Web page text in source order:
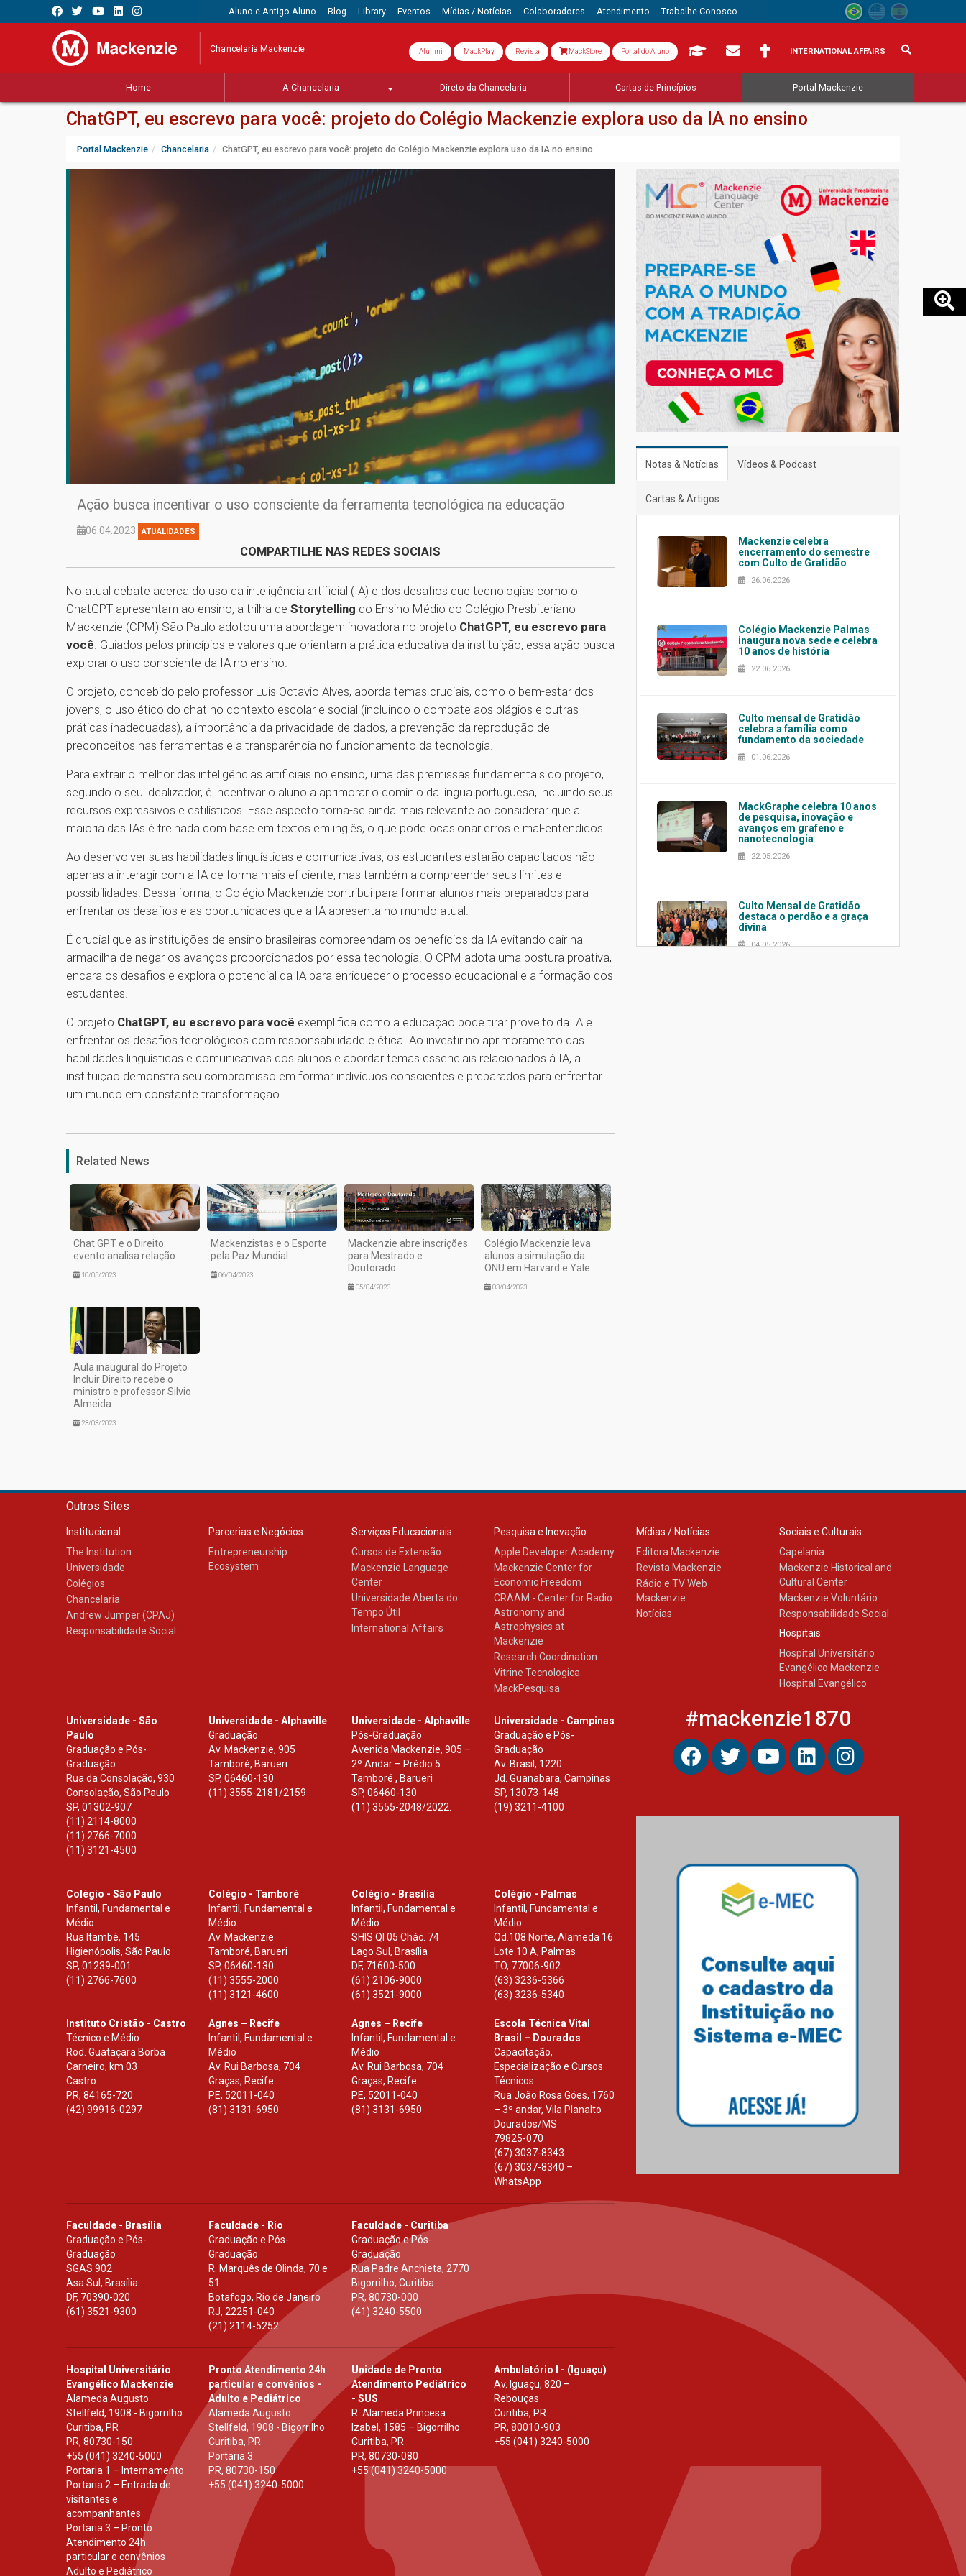
Aluno e Antigo Aluno Blog Library Eventos Mídias / Notícias Colaboradores Atendimento Trabalhe Conosco
Chancelaria Mackenzie Alumni MackPlay Revista MackStore Portal do Aluno INTERNATIONAL AFFAIRS
Home A Chancelaria Direto da Chancelaria Cartas de Princípios Portal Mackenzie
ChatGPT, eu escrevo para você: projeto do Colégio Mackenzie explora uso da IA no ensino
Portal Mackenzie Chancelaria ChatGPT, eu escrevo para você: projeto do Colégio Mackenzie explora uso da IA no ensino
Ação busca incentivar o uso consciente da ferramenta tecnológica na educação
06.04.2023 ATUALIDADES
COMPARTILHE NAS REDES SOCIAIS
No atual debate acerca do uso da inteligência artificial (IA) e dos desafios que tecnologias como o
ChatGPT apresentam ao ensino, a trilha de Storytelling do Ensino Médio do Colégio Presbiteriano
Mackenzie (CPM) São Paulo adotou uma abordagem inovadora no projeto ChatGPT, eu escrevo para
você . Guiados pelos princípios e valores que orientam a prática educativa da instituição, essa ação busca
explorar o uso consciente da IA no ensino.
O projeto, concebido pelo professor Luis Octavio Alves, aborda temas cruciais, como o bem-estar dos
jovens, o uso ético do chat no contexto escolar e social (incluindo o combate aos plágios e outras
práticas inadequadas), a importância da privacidade de dados, a prevenção da reprodução de
preconceitos nas ferramentas e a transparência no funcionamento da tecnologia.
Para extrair o melhor das inteligências artificiais no ensino, uma das premissas fundamentais do projeto,
segundo o seu idealizador, é incentivar o aluno a aprimorar o domínio da língua portuguesa, incluindo seus
recursos expressivos e estilísticos. Esse aspecto torna-se ainda mais relevante ao considerar que a
maioria das IAs é treinada com base em textos em inglês, o que pode ocasionar erros e mal-entendidos.
Ao desenvolver suas habilidades linguísticas e comunicativas, os estudantes estarão capacitados não
apenas a interagir com a IA de forma mais eficiente, mas também a compreender seus limites e
possibilidades. Dessa forma, o Colégio Mackenzie contribui para formar alunos mais preparados para
enfrentar os desafios e as oportunidades que a IA apresenta no mundo atual.
É crucial que as instituições de ensino brasileiras compreendam os benefícios da IA evitando cair na
armadilha de negar os avanços proporcionados por essa tecnologia. O CPM adota uma postura proativa,
encara os desafios e explora o potencial da IA para enriquecer o processo educacional e a formação dos
estudantes.
O projeto ChatGPT, eu escrevo para você exemplifica como a educação pode tirar proveito da IA e
enfrentar os desafios tecnológicos com responsabilidade e ética. Ao investir no aprimoramento das
habilidades linguísticas e comunicativas dos alunos e abordar temas essenciais relacionados à IA, a
instituição demonstra seu compromisso em formar indivíduos conscientes e preparados para enfrentar
um mundo em constante transformação.
Related News
Chat GPT e o Direito:
evento analisa relação
10/05/2023
Mackenzistas e o Esporte
pela Paz Mundial
06/04/2023
Mackenzie abre inscrições
para Mestrado e
Doutorado
05/04/2023
Colégio Mackenzie leva
alunos a simulação da
ONU em Harvard e Yale
03/04/2023
Aula inaugural do Projeto
Incluir Direito recebe o
ministro e professor Silvio
Almeida
23/03/2023
Notas & Notícias Vídeos & Podcast
Cartas & Artigos
Mackenzie celebra
encerramento do semestre
com Culto de Gratidão
26.06.2026
Colégio Mackenzie Palmas
inaugura nova sede e celebra
10 anos de história
22.06.2026
Culto mensal de Gratidão
celebra a família como
fundamento da sociedade
01.06.2026
MackGraphe celebra 10 anos
de pesquisa, inovação e
avanços em grafeno e
nanotecnologia
22.05.2026
Culto Mensal de Gratidão
destaca o perdão e a graça
divina
04.05.2026
Outros Sites
Institucional
The Institution
Universidade
Colégios
Chancelaria
Andrew Jumper (CPAJ)
Responsabilidade Social
Parcerias e Negócios:
Entrepreneurship
Ecosystem
Serviços Educacionais:
Cursos de Extensão
Mackenzie Language
Center
Universidade Aberta do
Tempo Útil
International Affairs
Pesquisa e Inovação:
Apple Developer Academy
Mackenzie Center for
Economic Freedom
CRAAM - Center for Radio
Astronomy and
Astrophysics at
Mackenzie
Research Coordination
Vitrine Tecnologica
MackPesquisa
Mídias / Notícias:
Editora Mackenzie
Revista Mackenzie
Rádio e TV Web
Mackenzie
Notícias
Sociais e Culturais:
Capelania
Mackenzie Historical and
Cultural Center
Mackenzie Voluntário
Responsabilidade Social
Hospitais:
Hospital Universitário
Evangélico Mackenzie
Hospital Evangélico
Universidade - São
Paulo
Graduação e Pós-
Graduação
Rua da Consolação, 930
Consolação, São Paulo
SP, 01302-907
(11) 2114-8000
(11) 2766-7000
(11) 3121-4500
Universidade - Alphaville
Graduação
Av. Mackenzie, 905
Tamboré, Barueri
SP,06460-130
(11) 3555-2181/2159
Universidade - Alphaville
Pós-Graduação
Avenida Mackenzie, 905 –
2º Andar – Prédio 5
Tamboré , Barueri
SP, 06460-130
(11) 3555-2048/2022.
Universidade - Campinas
Graduação e Pós-
Graduação
Av. Brasil, 1220
Jd. Guanabara, Campinas
SP, 13073-148
(19) 3211-4100
Colégio - São Paulo
Infantil, Fundamental e
Médio
Rua Itambé, 145
Higienópolis, São Paulo
SP, 01239-001
(11) 2766-7600
Colégio - Tamboré
Infantil, Fundamental e
Médio
Av. Mackenzie
Tamboré, Barueri
SP,06460-130
(11) 3555-2000
(11) 3121-4600
Colégio - Brasília
Infantil, Fundamental e
Médio
SHIS Ql 05 Chác. 74
Lago Sul, Brasília
DF, 71600-500
(61) 2106-9000
(61) 3521-9000
Colégio - Palmas
Infantil, Fundamental e
Médio
Qd.108 Norte, Alameda 16
Lote 10 A, Palmas
TO, 77006-902
(63) 3236-5366
(63) 3236-5340
Instituto Cristão - Castro
Técnico e Médio
Rod. Guataçara Borba
Carneiro, km 03
Castro
PR, 84165-720
(42) 99916-0297
Agnes – Recife
Infantil, Fundamental e
Médio
Av. Rui Barbosa, 704
Graças, Recife
PE, 52011-040
(81) 3131-6950
Agnes – Recife
Infantil, Fundamental e
Médio
Av. Rui Barbosa, 704
Graças, Recife
PE, 52011-040
(81) 3131-6950
Escola Técnica Vital
Brasil – Dourados
Capacitação,
Especialização e Cursos
Técnicos
Rua João Rosa Góes, 1760
– 3º andar, Vila Planalto
Dourados/MS
79825-070
(67) 3037-8343
(67) 3037-8340 –
WhatsApp
Faculdade - Brasília
Graduação e Pós-
Graduação
SGAS 902
Asa Sul, Brasília
DF, 70390-020
(61) 3521-9300
Faculdade - Rio
Graduação e Pós-
Graduação
R. Marquês de Olinda, 70 e
51
Botafogo, Rio de Janeiro
RJ,22251-040
(21) 2114-5252
Faculdade - Curitiba
Graduação e Pós-
Graduação
Rua Padre Anchieta, 2770
Bigorrilho, Curitiba
PR, 80730-000
(41) 3240-5500
Hospital Universitário
Evangélico Mackenzie
Alameda Augusto
Stellfeld, 1908 - Bigorrilho
Curitiba, PR
PR, 80730-150
+55 (041) 3240-5000
Portaria 1 – Internamento
Portaria 2 – Entrada de
visitantes e
acompanhantes
Portaria 3 – Pronto
Atendimento 24h
particular e convênios
Adulto e Pediátrico
Pronto Atendimento 24h
particular e convênios -
Adulto e Pediátrico
Alameda Augusto
Stellfeld, 1908 - Bigorrilho
Curitiba, PR
Portaria 3
PR,80730-150
+55 (041) 3240-5000
Unidade de Pronto
Atendimento Pediátrico
- SUS
R. Alameda Princesa
Izabel, 1585 – Bigorrilho
Curitiba, PR
PR, 80730-080
+55 (041) 3240-5000
Ambulatório I - (Iguaçu)
Av. Iguaçu, 820 –
Rebouças
Curitiba, PR
PR, 80010-903
+55 (041) 3240-5000
#mackenzie1870